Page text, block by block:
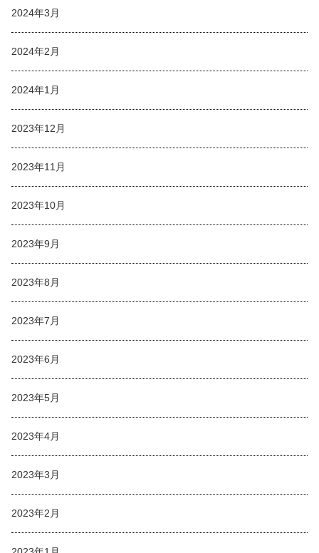
2024年3月
2024年2月
2024年1月
2023年12月
2023年11月
2023年10月
2023年9月
2023年8月
2023年7月
2023年6月
2023年5月
2023年4月
2023年3月
2023年2月